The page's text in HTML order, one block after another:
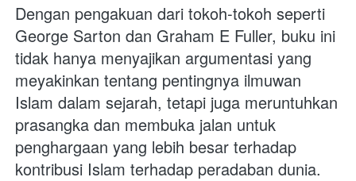
Dengan pengakuan dari tokoh-tokoh seperti
George Sarton dan Graham E Fuller, buku ini
tidak hanya menyajikan argumentasi yang
meyakinkan tentang pentingnya ilmuwan
Islam dalam sejarah, tetapi juga meruntuhkan
prasangka dan membuka jalan untuk
penghargaan yang lebih besar terhadap
kontribusi Islam terhadap peradaban dunia.